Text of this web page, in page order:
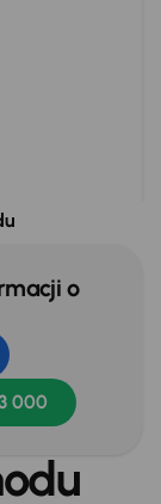
o
000